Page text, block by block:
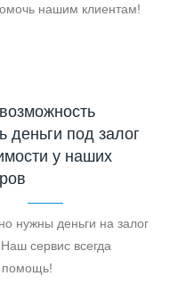
нашим клиентам!
деньги под залог
у наших
нужны деньги на залог
сервис всегда
помощь!